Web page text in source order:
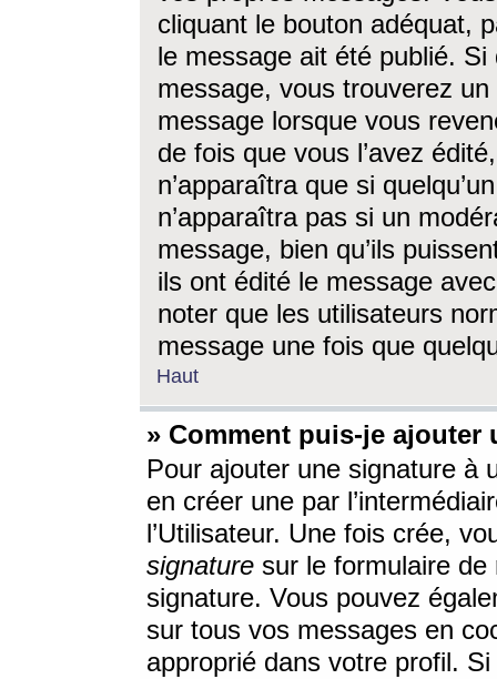
cliquant le bouton adéquat,
le message ait été publié. Si
message, vous trouverez
message lorsque vous
de fois que vous l’avez
n’apparaîtra que si
n’apparaîtra pas si un
message, bien qu’ils
ils ont édité le message
noter que les utilisateurs
message une fois que
Haut
» Comment puis-je ajouter
Pour ajouter une signature à
en créer une par
l’Utilisateur. Une fois crée,
signature sur le formulaire de
signature. Vous pouvez
sur tous vos messages en
approprié dans votre profil.